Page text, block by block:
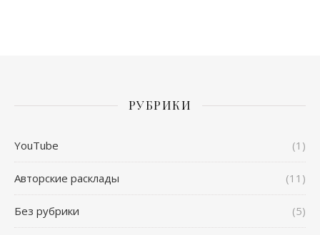
РУБРИКИ
YouTube (1)
Авторские расклады (11)
Без рубрики (5)